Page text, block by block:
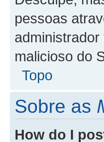
pessoas
malicioso do
Topo
Sobre as
How do I